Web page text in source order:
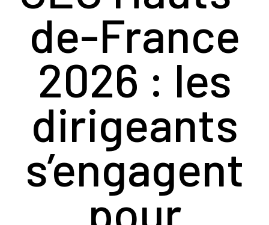
de-France
2026 : les
dirigeants
s’engagent
pour